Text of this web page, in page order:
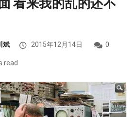
斌 2015年12月14日 0
read